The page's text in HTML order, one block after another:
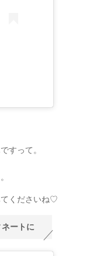
すって。
てくださいね♡
ートに